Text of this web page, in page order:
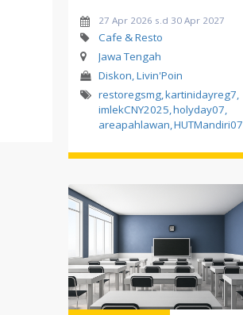
27 Apr 2026 s.d 30 Apr 2027
Cafe & Resto
Jawa Tengah
Diskon, Livin'Poin
restoregsmg,kartinidayreg7,
imlekCNY2025,holyday07,
areapahlawan,HUTMandiri07